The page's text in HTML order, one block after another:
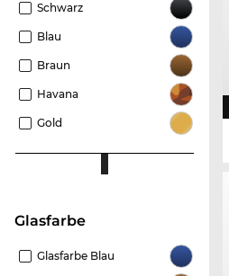
Schwarz
Blau
Braun
Havana
Gold
Glasfarbe
Glasfarbe Blau